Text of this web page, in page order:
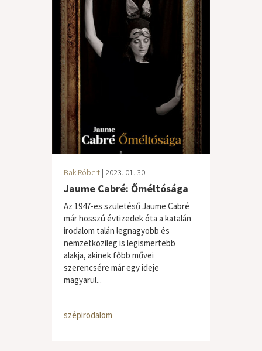
Bak Róbert | 2023. 01. 30.
Jaume Cabré: Őméltósága
Az 1947-es születésű Jaume Cabré
már hosszú évtizedek óta a katalán
irodalom talán legnagyobb és
nemzetközileg is legismertebb
alakja, akinek főbb művei
szerencsére már egy ideje
magyarul...
szépirodalom